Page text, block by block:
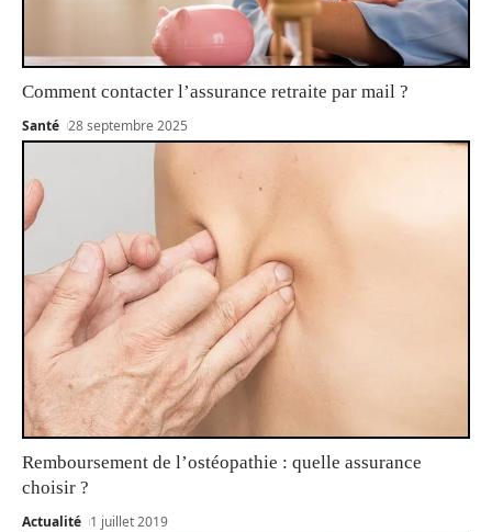
Comment contacter l’assurance retraite par mail ?
Santé 28 septembre 2025
Remboursement de l’ostéopathie : quelle assurance
choisir ?
Actualité 1 juillet 2019